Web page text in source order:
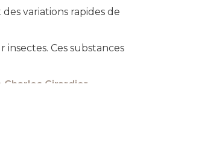
variations rapides de
Ces substances
Girardier.